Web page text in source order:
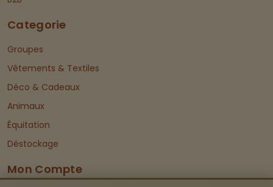
Categorie
Groupes
Vêtements & Textiles
Déco & Cadeaux
Animaux
Équitation
Déstockage
Mon Compte